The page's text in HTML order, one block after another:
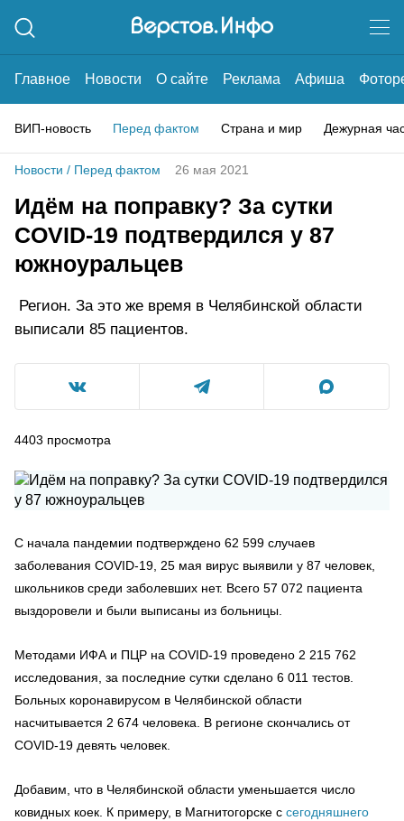
Главное Новости О сайте Реклама Афиша
ВИП-новость Перед фактом Страна и мир Дежурная
Новости / Перед фактом 26 мая 2021
Идём на поправку? За сутки
COVID-19 подтвердился у 87
южноуральцев
Регион. За это же время в Челябинской области
выписали 85 пациентов.
4403 просмотра
С начала пандемии подтверждено 62 599 случаев
заболевания COVID-19, 25 мая вирус выявили у 87 человек,
школьников среди заболевших нет. Всего 57 072 пациента
выздоровели и были выписаны из больницы.
Методами ИФА и ПЦР на COVID-19 проведено 2 215 762
исследования, за последние сутки сделано 6 011 тестов.
Больных коронавирусом в Челябинской области
насчитывается 2 674 человека. В регионе скончались от
COVID-19 девять человек.
Добавим, что в Челябинской области уменьшается число
ковидных коек. К примеру, в Магнитогорске с сегодняшнего